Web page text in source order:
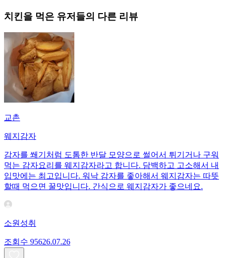
치킨을 먹은 유저들의 다른 리뷰
교촌
웨지감자
감자를 쐐기처럼 도톰한 반달 모양으로 썰어서 튀기거나 구워
먹는 감자요리를 웨지감자라고 합니다. 담백하고 고소해서 내
입맛에는 최고입니다. 워낙 감자를 좋아해서 웨지감자는 따뜻
할때 먹으면 꿀맛입니다. 간식으로 웨지감자가 좋으네요.
소원성취
조회수 95626.07.26